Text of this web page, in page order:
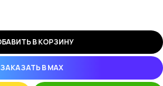
В КОРЗИНУ
ЗАКАЗАТЬ В MAX